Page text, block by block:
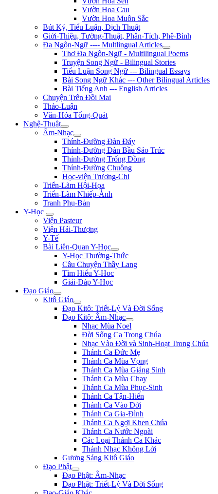
Vườn Hoa Cau
Vườn Hoa Muôn Sắc
Bút Ký, Tiểu Luận, Dịch Thuật
Giới-Thiệu, Tường-Thuật, Phân-Tích, Phê-Bình
Đa Ngôn-Ngữ ---- Multlingual Articles
Thơ Đa Ngôn-Ngữ - Multilingual Poems
Truyện Song Ngữ - Bilingual Stories
Tiểu Luận Song Ngữ --- Bilingual Essays
Bài Song Ngữ Khác --- Other Bilingual Articles
Bài Tiếng Anh --- English Articles
Chuyện Trên Đồi Mai
Thảo-Luận
Văn-Hóa Tổng-Quát
Nghệ-Thuật
Âm-Nhạc
Thính-Đường Đàn Đáy
Thính-Đường Đàn Bầu Sáo Trúc
Thính-Đường Trống Đồng
Thính-Đường Chuông
Học-viện Trương-Chi
Triển-Lãm Hội-Họa
Triển-Lãm Nhiếp-Ảnh
Tranh Phụ-Bản
Y-Học
Viện Pasteur
Viện Hải-Thượng
Y-Tế
Bài Liên-Quan Y-Học
Y-Học Thường-Thức
Câu Chuyện Thầy Lang
Tìm Hiểu Y-Hoc
Giải-Đáp Y-Học
Đạo Giáo
Kitô Giáo
Đạo Kitô: Triết-Lý Và Đời Sống
Đạo Kitô: Âm-Nhạc
Nhạc Mùa Noel
Đời Sống Ca Trong Chúa
Nhạc Vào Đời và Sinh-Hoạt Trong Chúa
Thánh Ca Đức Mẹ
Thánh Ca Mùa Vọng
Thánh Ca Mùa Giáng Sinh
Thánh Ca Mùa Chay
Thánh Ca Mùa Phục-Sinh
Thánh Ca Tận-Hiến
Thánh Ca Vào Đời
Thánh Ca Gia-Đình
Thánh Ca Ngợi Khen Chúa
Thánh Ca Nước Ngoài
Các Loại Thánh Ca Khác
Thánh Nhạc Không Lời
Gương Sáng Kitô Giáo
Đạo Phật
Đạo Phật: Âm-Nhạc
Đạo Phật: Triết-Lý Và Đời Sống